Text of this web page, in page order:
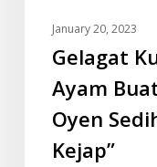
Oyen
Sedih
“Pinjam
Kejap”
January 20, 2023
Gelagat
Ayam
Oyen
Kejap”